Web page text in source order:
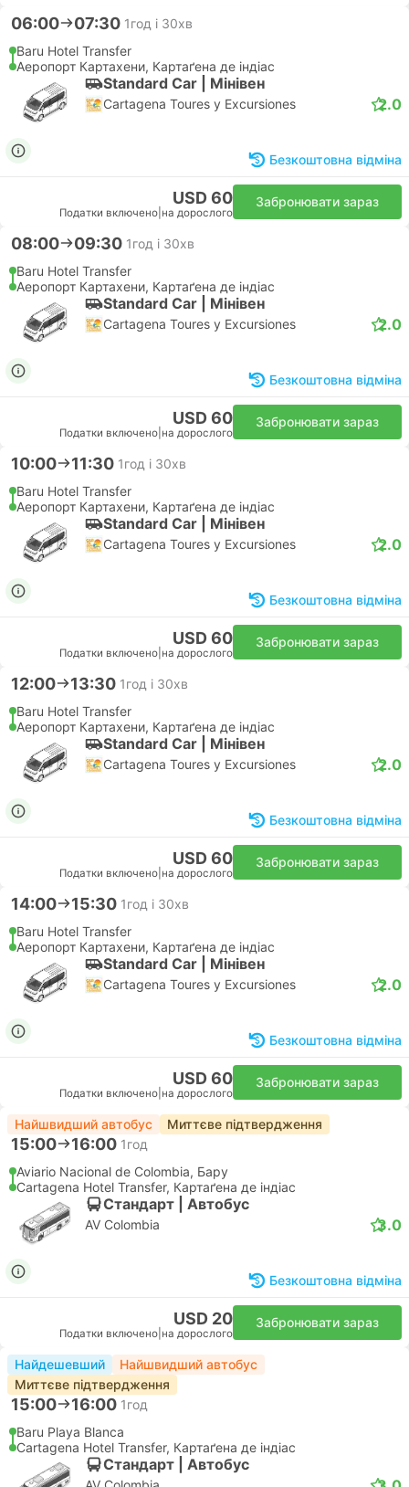
06:00 07:30 1год і 30хв
Baru Hotel Transfer
Аеропорт Картахени, Картаґена де індіас
Standard Car | Мiнiвен
Cartagena Toures y Excursiones 2.0
Безкоштовна відміна
USD 60
Податки включено на дорослого
Забронювати зараз
08:00 09:30 1год і 30хв
Baru Hotel Transfer
Аеропорт Картахени, Картаґена де індіас
Standard Car | Мiнiвен
Cartagena Toures y Excursiones 2.0
Безкоштовна відміна
USD 60
Податки включено на дорослого
Забронювати зараз
10:00 11:30 1год і 30хв
Baru Hotel Transfer
Аеропорт Картахени, Картаґена де індіас
Standard Car | Мiнiвен
Cartagena Toures y Excursiones 2.0
Безкоштовна відміна
USD 60
Податки включено на дорослого
Забронювати зараз
12:00 13:30 1год і 30хв
Baru Hotel Transfer
Аеропорт Картахени, Картаґена де індіас
Standard Car | Мiнiвен
Cartagena Toures y Excursiones 2.0
Безкоштовна відміна
USD 60
Податки включено на дорослого
Забронювати зараз
14:00 15:30 1год і 30хв
Baru Hotel Transfer
Аеропорт Картахени, Картаґена де індіас
Standard Car | Мiнiвен
Cartagena Toures y Excursiones 2.0
Безкоштовна відміна
USD 60
Податки включено на дорослого
Забронювати зараз
Найшвидший автобус Миттєве підтвердження
15:00 16:00 1год
Aviario Nacional de Colombia, Бару
Cartagena Hotel Transfer, Картаґена де індіас
Стандарт | Автобус
AV Colombia 3.0
Безкоштовна відміна
USD 20
Податки включено на дорослого
Забронювати зараз
Найдешевший
Найшвидший автобус
Миттєве підтвердження
15:00 16:00 1год
Baru Playa Blanca
Cartagena Hotel Transfer, Картаґена де індіас
Стандарт | Автобус